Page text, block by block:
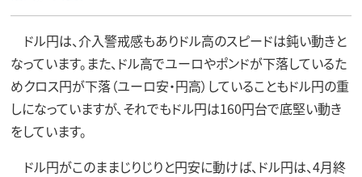
ドル円は、介入警戒感もありドル高のスピードは鈍い動きと
なっています。また、ドル高でユーロやポンドが下落しているた
めクロス円が下落（ユーロ安・円高）していることもドル円の重
しになっていますが、それでもドル円は160円台で底堅い動き
をしています。
ドル円がこのままじりじりと円安に動けば、ドル円は、4月終